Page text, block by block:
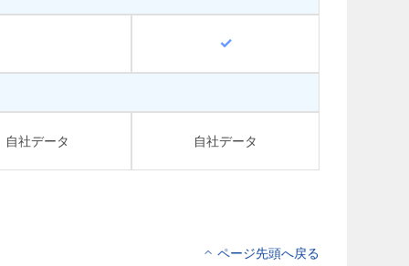
自社データ 自社データ
ページ先頭へ戻る